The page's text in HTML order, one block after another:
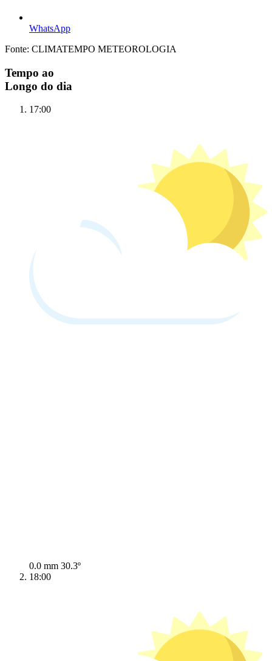
WhatsApp
Fonte: CLIMATEMPO METEOROLOGIA
Tempo ao
Longo do dia
17:00
0.0 mm 30.3º
18:00